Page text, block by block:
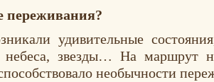
переживания?
удивительные
звезды… На маршрут
необычности